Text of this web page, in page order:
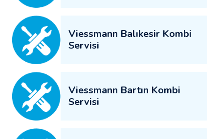
Viessmann Balıkesir Kombi
Servisi
Viessmann Bartın Kombi
Servisi